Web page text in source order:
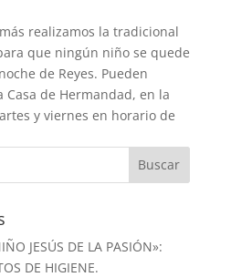
realizamos la tradicional
que ningún niño se quede
de Reyes. Pueden
de Hermandad, en la
y viernes en horario de
JESÚS DE LA PASIÓN»:
DE HIGIENE.